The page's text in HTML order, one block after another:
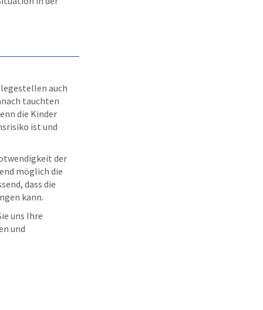
auch
tauchten
die Kinder
ist und
der
möglich die
dass die
kann.
uns Ihre
und